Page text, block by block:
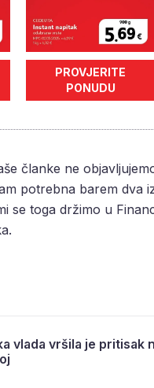
PROVJERITE
PONUDU
članke ne
potrebna barem dva
se toga držimo u
vlada vršila je pritisak